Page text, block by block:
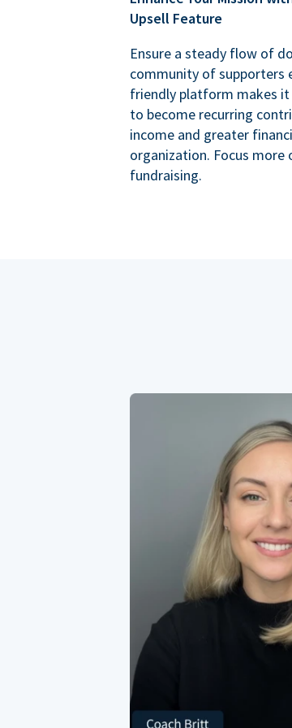
Upsell Feature
Ensure a steady flow of
community of supporters
friendly platform makes
to become recurring
income and greater
organization. Focus more
fundraising.